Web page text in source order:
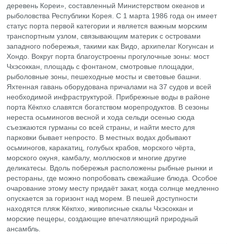
деревень Кореи», составленный Министерством океанов и
рыболовства Республики Корея. С 1 марта 1986 года он имеет
статус порта первой категории и является важным морским
транспортным узлом, связывающим материк с островами
западного побережья, такими как Видо, архипелаг Когунсан и
Хондо. Вокруг порта благоустроены прогулочные зоны: мост
Чхэсоккан, площадь с фонтаном, смотровые площадки,
рыболовные зоны, пешеходные мосты и световые башни.
Яхтенная гавань оборудована причалами на 37 судов и всей
необходимой инфраструктурой. Прибрежные воды в районе
порта Кёкпхо славятся богатством морепродуктов. В сезоны
нереста осьминогов весной и хода сельди осенью сюда
съезжаются гурманы со всей страны, и найти место для
парковки бывает непросто. В местных водах добывают
осьминогов, каракатиц, голубых крабов, морского чёрта,
морского окуня, камбалу, моллюсков и многие другие
деликатесы. Вдоль побережья расположены рыбные рынки и
рестораны, где можно попробовать свежайшие блюда. Особое
очарование этому месту придаёт закат, когда солнце медленно
опускается за горизонт над морем. В пешей доступности
находятся пляж Кёкпхо, живописные скалы Чхэсоккан и
морские пещеры, создающие впечатляющий природный
ансамбль.